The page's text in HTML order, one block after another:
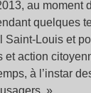
au
quelques
Louis et
action
à l’instar